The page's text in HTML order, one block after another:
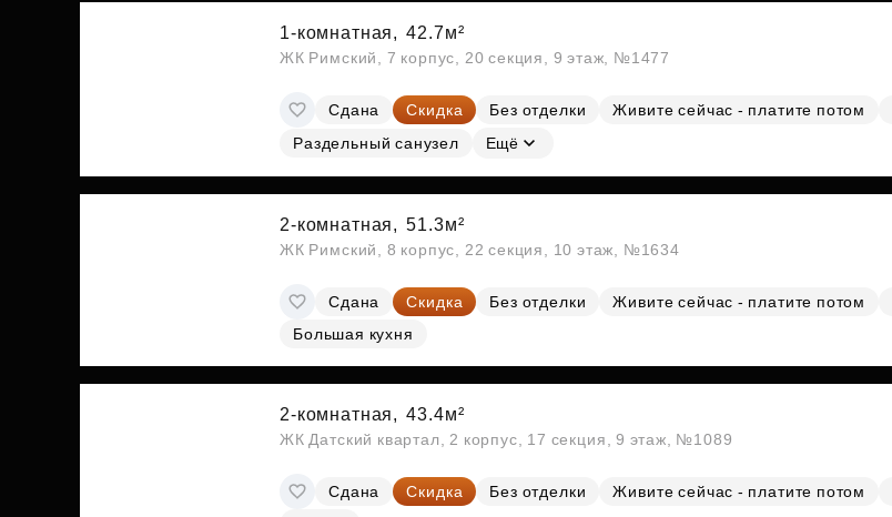
1-комнатная, 42.7м²
ЖК Римский, 7 корпус, 20 секция, 9 этаж, №1477
Сдана Скидка Без отделки Живите сейчас - платите потом
Раздельный санузел
Ещё
2-комнатная, 51.3м²
ЖК Римский, 8 корпус, 22 секция, 10 этаж, №1634
Сдана Скидка Без отделки Живите сейчас - платите потом
Большая кухня
2-комнатная, 43.4м²
ЖК Датский квартал, 2 корпус, 17 секция, 9 этаж, №1089
Сдана Скидка Без отделки Живите сейчас - платите потом